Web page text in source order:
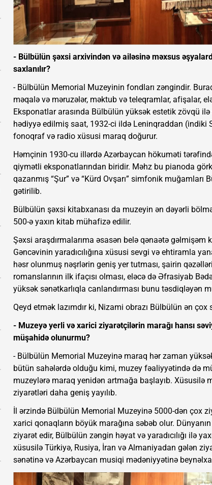
- Bülbülün şəxsi arxivindən və ailəsinə məxsus
saxlanılır?
- Bülbülün Memorial Muzeyinin fondları zəngindir.
məqalə və məruzələr, məktub və teleqramlar, afişalar,
Eksponatlar arasında Bülbülün yüksək estetik zövqü
hədiyyə edilmiş saat, 1932-ci ildə Leninqraddan (indiki
fonoqraf və radio xüsusi maraq doğurur.
Həmçinin 1930-cu illərdə Azərbaycan hökuməti
qiymətli eksponatlarından biridir. Məhz bu pianoda
qazanmış “Şur” və “Kürd Ovşarı” simfonik
gətirilib.
Bülbülün şəxsi kitabxanası da muzeyin ən dəyərli
500-ə yaxın kitab mühafizə edilir.
Şəxsi araşdırmalarıma əsasən belə qənaətə
Gəncəvinin yaradıcılığına xüsusi sevgi və ehtiramla
həsr olunmuş nəşrlərin geniş yer tutması, şairin
romanslarının ilk ifaçısı olması, eləcə də Əfrasiyab
yüksək sənətkarlıqla canlandırması bunu təsdiqləyən
Qeyd etmək lazımdır ki, Nizami obrazı Bülbülün ən
- Muzeyə yerli və xarici ziyarətçilərin marağı hansı
müşahidə olunurmu?
- Bülbülün Memorial Muzeyinə maraq hər zaman
bütün sahələrdə olduğu kimi, muzey fəaliyyətində də
muzeylərə maraq yenidən artmağa başlayıb. Xüsusilə
ziyarətləri daha geniş yayılıb.
İl ərzində Bülbülün Memorial Muzeyinə 5000-dən çox
xarici qonaqların böyük marağına səbəb olur.
ziyarət edir, Bülbülün zəngin həyat və yaradıcılığı ilə
xüsusilə Türkiyə, Rusiya, İran və Almaniyadan gələn
sənətinə və Azərbaycan musiqi mədəniyyətinə